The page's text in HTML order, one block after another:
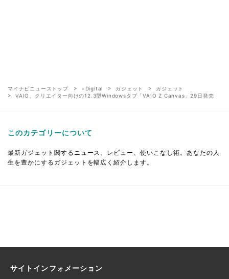
マイナビニューストップ +Digital ガジェット
ガジェット
VAIO、クリエイター向けの12.3型Windowsタブ「VAIO Z Canvas」29日発売
このカテゴリーについて
最新ガジェット関するニュース、レビュー、使いこなし術。あなたの人
生を豊かにするガジェットを幅広く紹介します。
サイトインフォメーション